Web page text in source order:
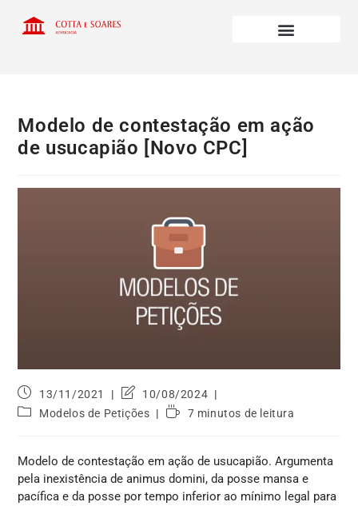
Modelo de contestação em ação
de usucapião [Novo CPC]
13/11/2021
10/08/2024
Modelos de Petições
7 minutos de leitura
Modelo de contestação em ação de usucapião. Argumenta
pela inexistência de animus domini, da posse mansa e
pacífica e da posse por tempo inferior ao mínimo legal para